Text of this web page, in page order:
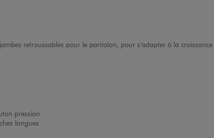
retroussables pour le pantalon, pour s’adapter à la
pression
longues